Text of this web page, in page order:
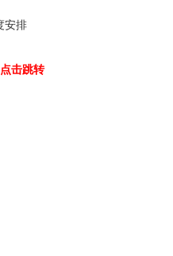
安排
击跳转